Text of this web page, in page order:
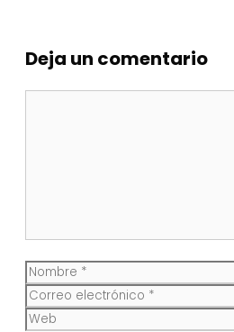
Deja un comentario
Nombre